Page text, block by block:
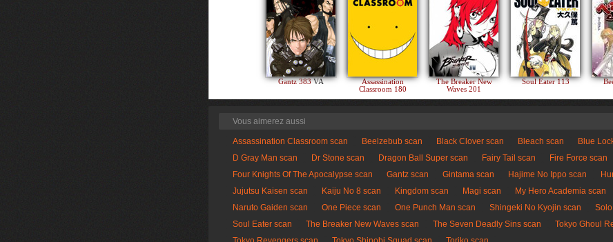
Gantz 383VA
Assassination
Classroom 180
The Breaker New
Waves 201
Soul Eater 113
Vous aimerez aussi
Assassination Classroom scan Beelzebub scan Black Clover scan Bleach scan Blue
D Gray Man scan
Dr Stone scan Dragon Ball Super scan Fairy Tail scan
Fire Force scan
Four Knights Of The Apocalypse scan
Gantz scan Gintama scan Hajime No Ippo scan
Jujutsu Kaisen scan
Kaiju No 8 scan Kingdom scan Magi scan My Hero Academia scan
Naruto Gaiden scan
One Piece scan One Punch Man scan Shingeki No Kyojin scan
Soul Eater scan
The Breaker New Waves scan The Seven Deadly Sins scan
Tokyo Ghoul